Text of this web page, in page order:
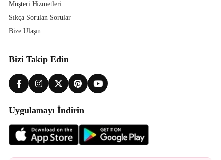
Müşteri Hizmetleri
Sıkça Sorulan Sorular
Bize Ulaşın
Bizi Takip Edin
Uygulamayı İndirin